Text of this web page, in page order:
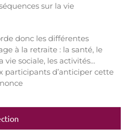
sur la vie
donc les différentes
à la retraite : la santé, le
vie sociale, les activités…
participants d’anticiper cette